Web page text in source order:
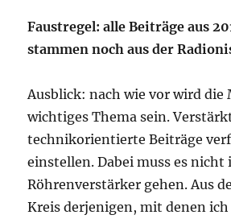
Faustregel: alle Beiträge aus
stammen noch aus der
Ausblick: nach wie vor wird die
wichtiges Thema sein.
technikorientierte Beiträge
einstellen. Dabei muss es nicht
Röhrenverstärker gehen. Aus
Kreis derjenigen, mit denen